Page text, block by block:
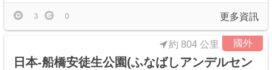
更多資訊
3 0
國外
約 804 公里
日本-船橋安徒生公園(ふなばしアンデルセン